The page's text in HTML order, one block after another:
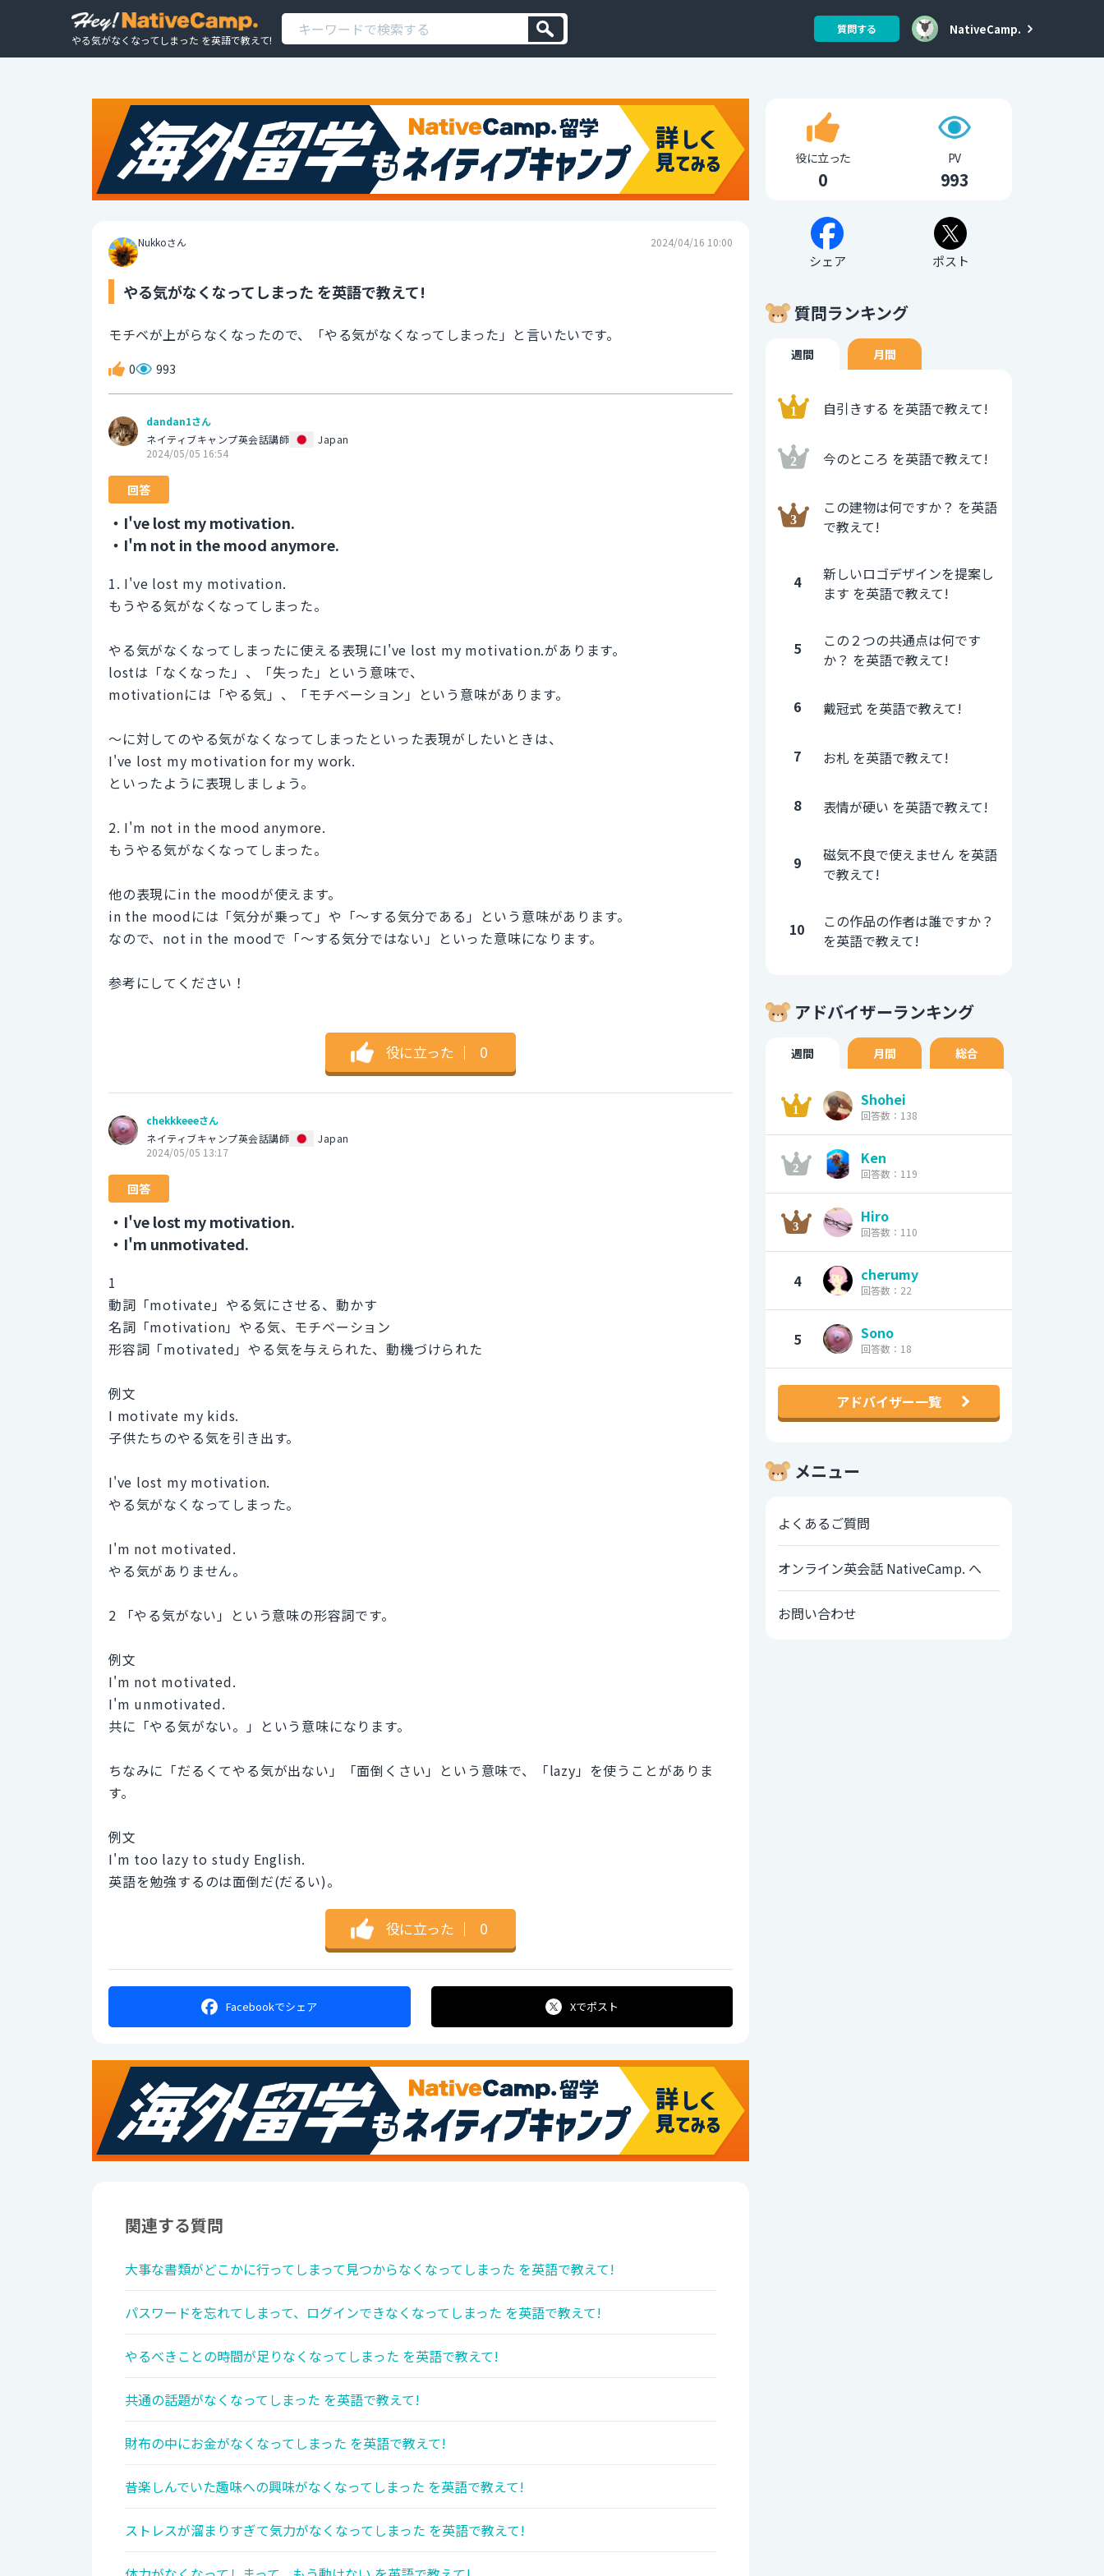
やる気がなくなってしまった を英語で教えて!
質問する NativeCamp.
Nukkoさん 2024/04/16 10:00
やる気がなくなってしまった を英語で教えて!
モチベが上がらなくなったので、「やる気がなくなってしまった」と言いたいです。
0 993
dandan1さん
ネイティブキャンプ英会話講師
Japan
2024/05/05 16:54
回答
・I've lost my motivation.
・I'm not in the mood anymore.
1. I've lost my motivation.
もうやる気がなくなってしまった。
やる気がなくなってしまったに使える表現にI've lost my motivation.があります。
lostは「なくなった」、「失った」という意味で、
motivationには「やる気」、「モチベーション」という意味があります。
～に対してのやる気がなくなってしまったといった表現がしたいときは、
I've lost my motivation for my work.
といったように表現しましょう。
2. I'm not in the mood anymore.
もうやる気がなくなってしまった。
他の表現にin the moodが使えます。
in the moodには「気分が乗って」や「～する気分である」という意味があります。
なので、not in the moodで「～する気分ではない」といった意味になります。
参考にしてください！
役に立った ｜ 0
chekkkeeeさん
ネイティブキャンプ英会話講師
Japan
2024/05/05 13:17
回答
・I've lost my motivation.
・I'm unmotivated.
1
動詞「motivate」やる気にさせる、動かす
名詞「motivation」やる気、モチベーション
形容詞「motivated」やる気を与えられた、動機づけられた
例文
I motivate my kids.
子供たちのやる気を引き出す。
I've lost my motivation.
やる気がなくなってしまった。
I'm not motivated.
やる気がありません。
2 「やる気がない」という意味の形容詞です。
例文
I'm not motivated.
I'm unmotivated.
共に「やる気がない。」という意味になります。
ちなみに「だるくてやる気が出ない」「面倒くさい」という意味で、「lazy」を使うことがありま
す。
例文
I'm too lazy to study English.
英語を勉強するのは面倒だ(だるい)。
役に立った ｜ 0
Facebookでシェア Xでポスト
関連する質問
大事な書類がどこかに行ってしまって見つからなくなってしまった を英語で教えて!
パスワードを忘れてしまって、ログインできなくなってしまった を英語で教えて!
やるべきことの時間が足りなくなってしまった を英語で教えて!
共通の話題がなくなってしまった を英語で教えて!
財布の中にお金がなくなってしまった を英語で教えて!
昔楽しんでいた趣味への興味がなくなってしまった を英語で教えて!
ストレスが溜まりすぎて気力がなくなってしまった を英語で教えて!
役に立った
0
PV
993
シェア ポスト
質問ランキング
週間 月間
自引きする を英語で教えて!
今のところ を英語で教えて!
この建物は何ですか？ を英語
で教えて!
4
新しいロゴデザインを提案し
ます を英語で教えて!
5
この２つの共通点は何です
か？ を英語で教えて!
6 戴冠式 を英語で教えて!
7 お札 を英語で教えて!
8 表情が硬い を英語で教えて!
9
磁気不良で使えません を英語
で教えて!
10
この作品の作者は誰ですか？
を英語で教えて!
アドバイザーランキング
週間 月間 総合
Shohei
回答数：138
Ken
回答数：119
Hiro
回答数：110
4 cherumy
回答数：22
5 Sono
回答数：18
アドバイザー一覧
メニュー
よくあるご質問
オンライン英会話 NativeCamp. へ
お問い合わせ